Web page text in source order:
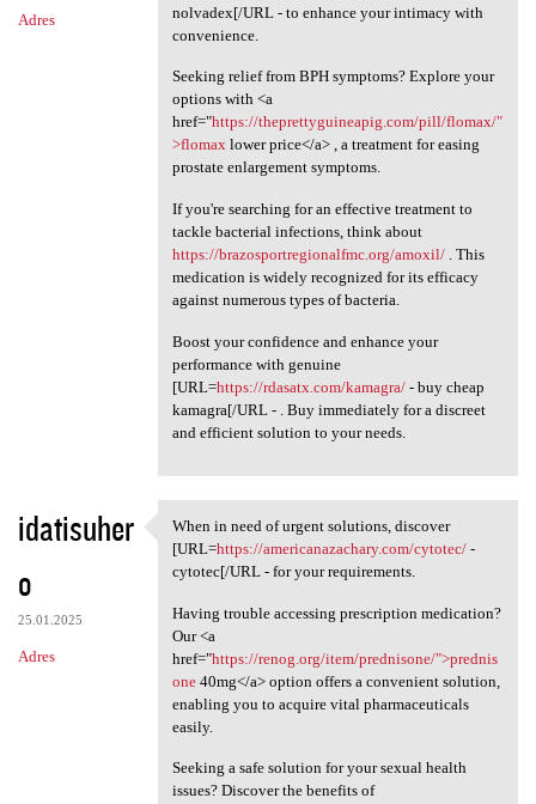
Adres
nolvadex[/URL - to enhance your intimacy with
convenience.
Seeking relief from BPH symptoms? Explore your
options with <a
href="https://theprettyguineapig.com/pill/flomax/"
>flomaxlower price</a> , a treatment for easing
prostate enlargement symptoms.
If you're searching for an effective treatment to
tackle bacterial infections, think about
https://brazosportregionalfmc.org/amoxil/. This
medication is widely recognized for its efficacy
against numerous types of bacteria.
Boost your confidence and enhance your
performance with genuine
[URL=https://rdasatx.com/kamagra/- buy cheap
kamagra[/URL - . Buy immediately for a discreet
and efficient solution to your needs.
idatisuher
o
25.01.2025
Adres
When in need of urgent
When in need of urgent solutions, discover
[URL=https://americanazachary.com/cytotec/-
cytotec[/URL - for your requirements.
Having trouble accessing prescription medication?
Our <a
href="https://renog.org/item/prednisone/">prednis
one40mg</a> option offers a convenient solution,
enabling you to acquire vital pharmaceuticals
easily.
Seeking a safe solution for your sexual health
issues? Discover the benefits of